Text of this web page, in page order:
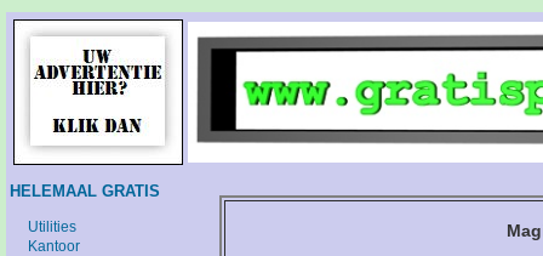
HELEMAAL GRATIS
Utilities
Kantoor